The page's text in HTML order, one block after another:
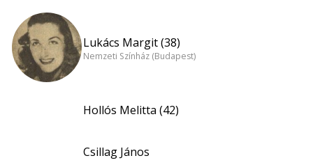
Lukács Margit (38)
Nemzeti Színház (Budapest)
Hollós Melitta (42)
Csillag János